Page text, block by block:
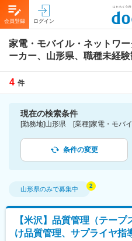
会員登録 ログイン
家電・モバイル・ネットワ
ーカー、山形県、職種未経験
4 件
現在の検索条件
条件の変更
山形県のみで募集中
【米沢】品質管理（テー
け品質管理、サプライヤ